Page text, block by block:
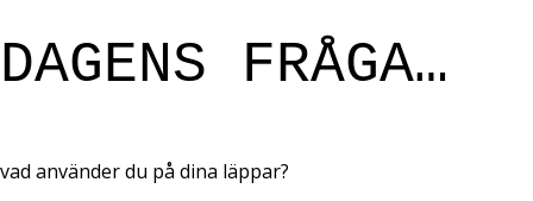
DAGENS FRÅGA…
vad använder du på dina läppar?